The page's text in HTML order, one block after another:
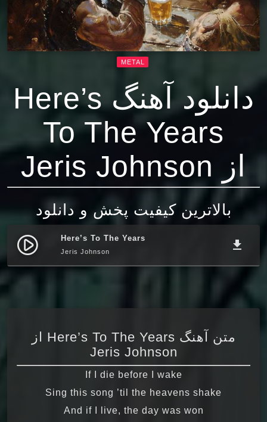
METAL
دانلود آهنگ Here’s
To The Years
از Jeris Johnson
بالاترین کیفیت پخش و دانلود
play_circle_filled Here’s To The Years
Jeris Johnson file_download
متن آهنگ Here’s To The Years از
Jeris Johnson
If I die before I wake
Sing this song ’til the heavens shake
And if I live, the day was won